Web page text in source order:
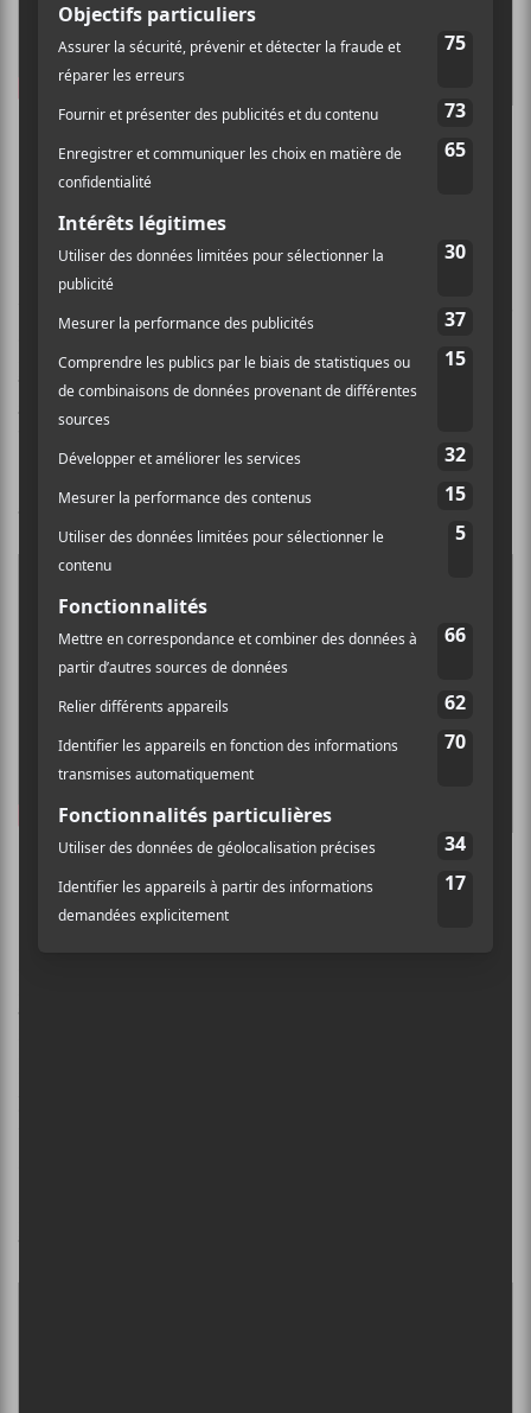
23 juin | Laval : Parc de la
Nature
C’est devenu un incontournable de la Saint-Jean, au
Parc de la Nature à Laval, la programmation est
toujours solide. Cette année ne fait pas exception alors
que Véronic Dicaire,Richard Séguin
La Bronze,Irdens Exantus,Ingrid St-Pierre
Choses
Sauvages, Blynk,Ariane RoyetAlphonse Bisaillon
vont être de la partie avec Xavier Watso à l’animation!
Infos
23 juin | Longueuil : Parc St.
Mark